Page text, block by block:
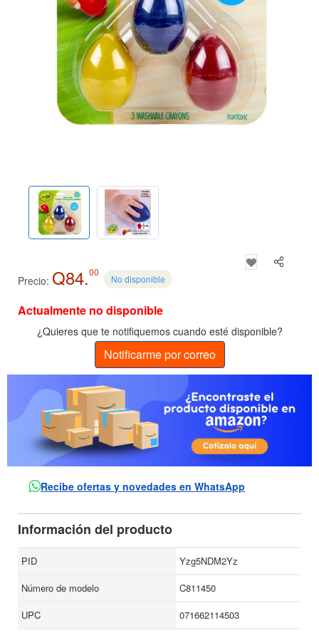
Precio: Q84.00
No disponible
Actualmente no disponible
¿Quieres que te notifiquemos cuando esté disponible?
Notificarme por correo
Recibe ofertas y novedades en WhatsApp
Información del producto
PID
Yzg5NDM2Yz
Número de modelo
C811450
UPC
071662114503